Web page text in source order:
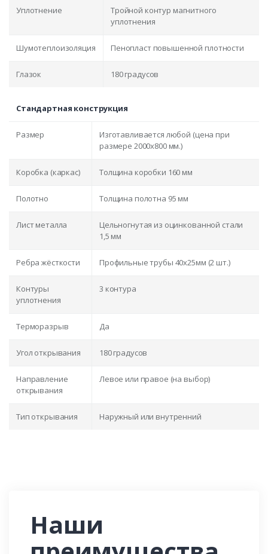
Уплотнение
Тройной контур магнитного
уплотнения
Шумотеплоизоляция Пенопласт повышенной плотности
Глазок 180 градусов
Стандартная конструкция
Размер
Изготавливается любой (цена при
размере 2000x800 мм.)
Коробка (каркас) Толщина коробки 160 мм
Полотно Толщина полотна 95 мм
Лист металла
Цельногнутая из оцинкованной стали
1,5 мм
Ребра жёсткости Профильные трубы 40х25мм (2 шт.)
Контуры
уплотнения
3 контура
Терморазрыв Да
Угол открывания 180 градусов
Направление
открывания
Левое или правое (на выбор)
Тип открывания Наружный или внутренний
Наши